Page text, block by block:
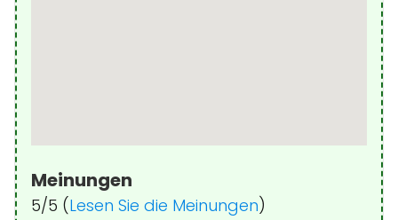
Meinungen
5/5 (Lesen Sie die Meinungen)